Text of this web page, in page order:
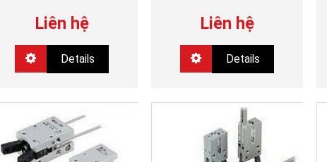
Liên hệ
Details
Liên hệ
Details